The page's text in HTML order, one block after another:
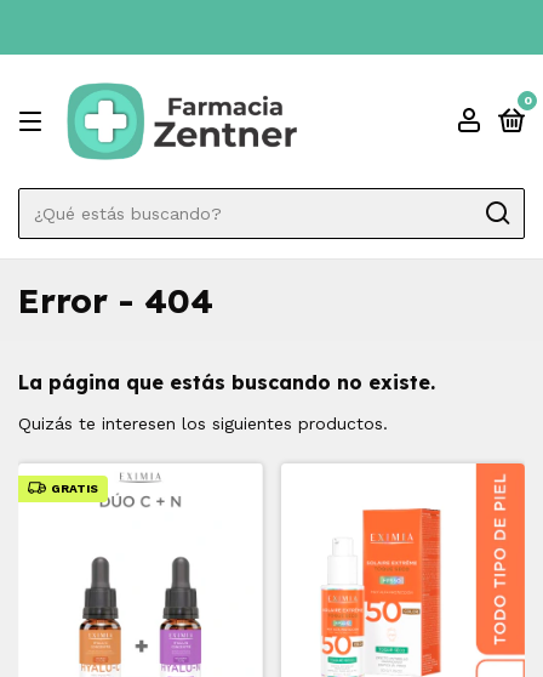
0
Error - 404
La página que estás buscando no existe.
Quizás te interesen los siguientes productos.
GRATIS